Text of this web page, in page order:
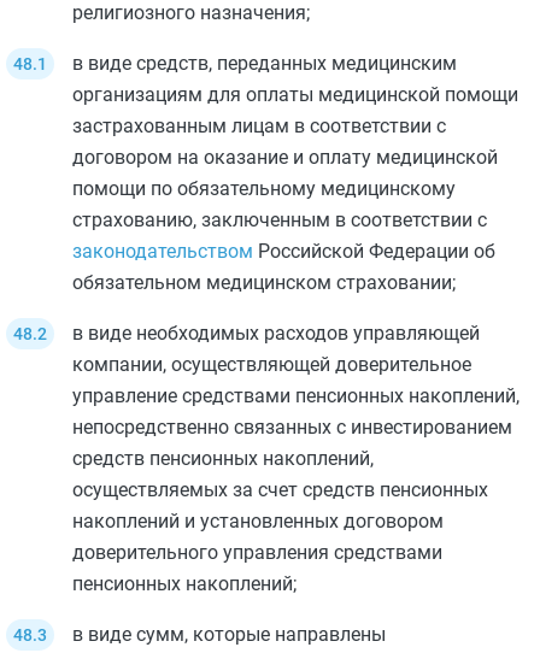
религиозного назначения;
в виде средств, переданных медицинским
организациям для оплаты медицинской помощи
застрахованным лицам в соответствии с
договором на оказание и оплату медицинской
помощи по обязательному медицинскому
страхованию, заключенным в соответствии с
законодательством Российской Федерации об
обязательном медицинском страховании;
в виде необходимых расходов управляющей
компании, осуществляющей доверительное
управление средствами пенсионных накоплений,
непосредственно связанных с инвестированием
средств пенсионных накоплений,
осуществляемых за счет средств пенсионных
накоплений и установленных договором
доверительного управления средствами
пенсионных накоплений;
в виде сумм, которые направлены